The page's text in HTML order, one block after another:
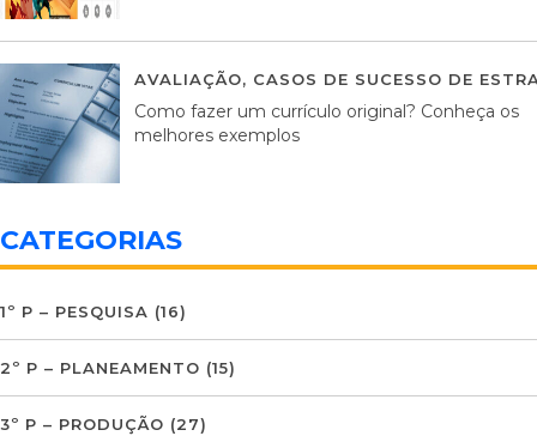
AVALIAÇÃO, CASOS DE SUCESSO DE
Como fazer um currículo original? Conheça os
melhores exemplos
CATEGORIAS
1º P – PESQUISA (16)
2º P – PLANEAMENTO (15)
3º P – PRODUÇÃO (27)